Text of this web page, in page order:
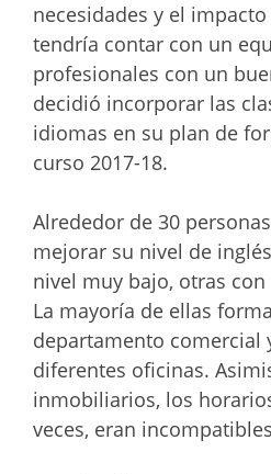
necesidades y el
tendría contar con un
profesionales con un
decidió incorporar las
idiomas en su plan de
curso 2017-18.
Alrededor de 30
mejorar su nivel de
nivel muy bajo, otras
La mayoría de ellas
departamento comercial
diferentes oficinas.
inmobiliarios, los
veces, eran